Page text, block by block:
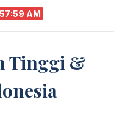
AM
Tinggi &